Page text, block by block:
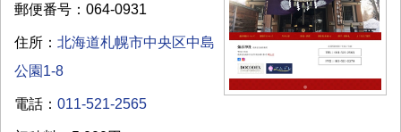
郵便番号：064-0931
住所： 北海道札幌市中央区中島
公園1-8
電話： 011-521-2565